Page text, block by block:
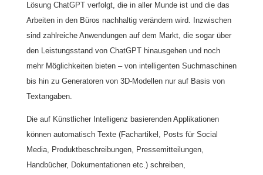
Lösung ChatGPT verfolgt, die in aller Munde ist und die das
Arbeiten in den Büros nachhaltig verändern wird. Inzwischen
sind zahlreiche Anwendungen auf dem Markt, die sogar über
den Leistungsstand von ChatGPT hinausgehen und noch
mehr Möglichkeiten bieten – von intelligenten Suchmaschinen
bis hin zu Generatoren von 3D-Modellen nur auf Basis von
Textangaben.
Die auf Künstlicher Intelligenz basierenden Applikationen
können automatisch Texte (Fachartikel, Posts für Social
Media, Produktbeschreibungen, Pressemitteilungen,
Handbücher, Dokumentationen etc.) schreiben,